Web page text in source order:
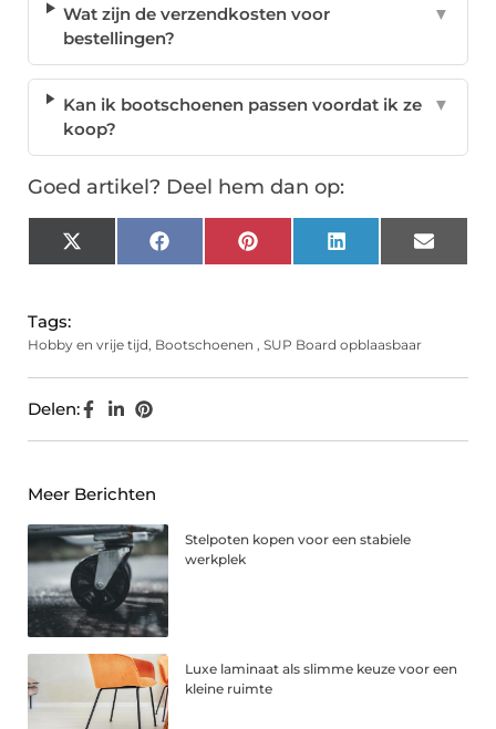
Wat zijn de verzendkosten voor
bestellingen?
▼
Kan ik bootschoenen passen voordat ik ze
koop?
▼
Goed artikel? Deel hem dan op:
X
(Twitter)
FacebookPinterest LinkedIn Email
Tags:
Hobby en vrije tijd, Bootschoenen , SUP Board opblaasbaar
Delen:
Meer Berichten
Stelpoten kopen voor een stabiele
werkplek
Luxe laminaat als slimme keuze voor een
kleine ruimte